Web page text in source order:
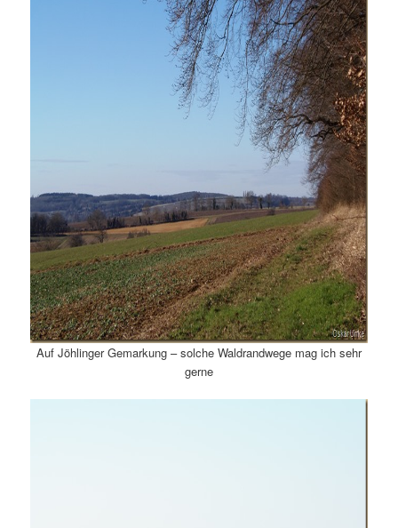
Auf Jöhlinger Gemarkung – solche Waldrandwege mag ich sehr
gerne